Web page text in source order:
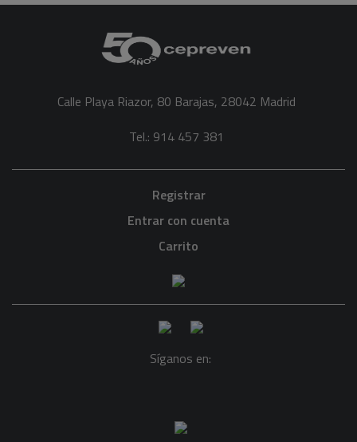
Calle Playa Riazor, 80 Barajas, 28042 Madrid
Tel.: 914 457 381
Registrar
Entrar con cuenta
Carrito
Síganos en: